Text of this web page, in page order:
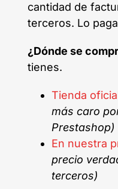
cantidad de
terceros. Lo
¿Dónde se
tienes.
Tienda
más caro
Prestashop)
En nuestra
precio
terceros)